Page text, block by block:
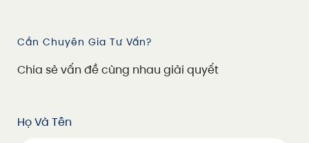
Cần Chuyên Gia Tư Vấn?
Chia sẻvấn đềcùng nhau giải quyết
Họ Và Tên